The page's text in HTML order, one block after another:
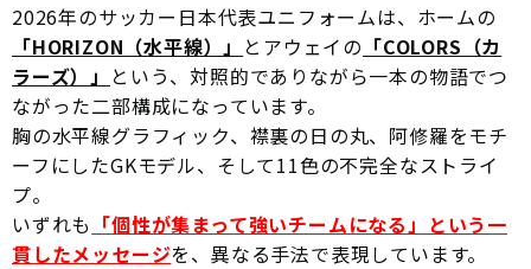
2026年のサッカー日本代表ユニフォームは、ホームの
「HORIZON（水平線）」 とアウェイの 「COLORS（カ
ラーズ）」 という、対照的でありながら一本の物語でつ
ながった二部構成になっています。
胸の水平線グラフィック、襟裏の日の丸、阿修羅をモチ
ーフにしたGKモデル、そして11色の不完全なストライ
プ。
いずれも 「個性が集まって強いチームになる」という一
貫したメッセージを、異なる手法で表現しています。